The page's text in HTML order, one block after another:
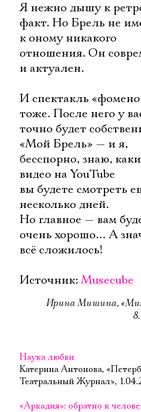
Я нежно дышу к
факт. Но Брель не
к оному никакого
отношения. Он
и актуален.
И спектакль
тоже. После него у
точно будет
«Мой Брель» — и я,
бесспорно, знаю,
видео на YouTube
вы будете смотреть
несколько дней.
Но главное — вам
очень хорошо… А
всё сложилось!
Источник: Musecube
Ирина Мишина,
Наука любви
Катерина Антонова,
Театральный Журнал»,
«Аркадия»: обратно к